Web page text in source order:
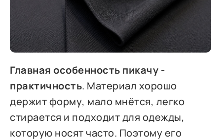
Главная особенность пикачу -
практичность. Материал хорошо
держит форму, мало мнётся, легко
стирается и подходит для одежды,
которую носят часто. Поэтому его